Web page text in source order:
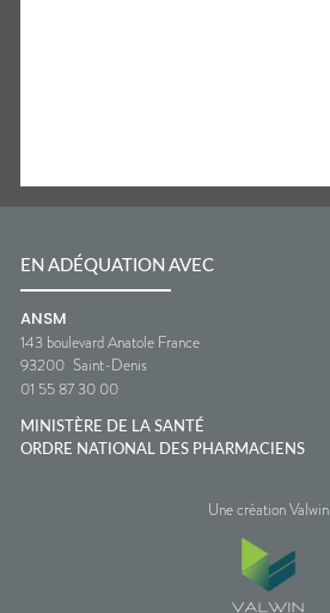
EN ADÉQUATION AVEC
ANSM
143 boulevard Anatole France
93200 Saint-Denis
01 55 87 30 00
MINISTÈRE DE LA SANTÉ
ORDRE NATIONAL DES PHARMACIENS
Une création Valwin